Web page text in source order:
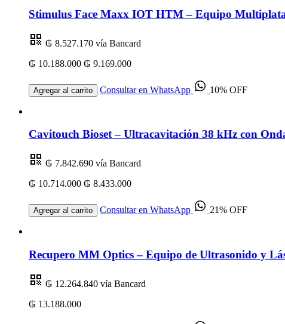
Stimulus Face Maxx IOT HTM – Equipo
₲ 8.527.170 vía Bancard
₲ 10.188.000 ₲ 9.169.000
Agregar al carrito Consultar en WhatsApp 10% OFF
Cavitouch Bioset – Ultracavitación 38 kHz con
₲ 7.842.690 vía Bancard
₲ 10.714.000 ₲ 8.433.000
Agregar al carrito Consultar en WhatsApp 21% OFF
Recupero MM Optics – Equipo de Ultrasonido y
₲ 12.264.840 vía Bancard
₲ 13.188.000